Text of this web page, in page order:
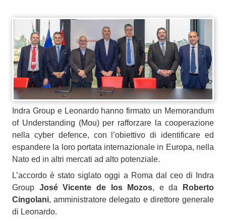
Indra Group e Leonardo hanno firmato un Memorandum
of Understanding (Mou) per rafforzare la cooperazione
nella cyber defence, con l’obiettivo di identificare ed
espandere la loro portata internazionale in Europa, nella
Nato ed in altri mercati ad alto potenziale.
L’accordo è stato siglato oggi a Roma dal ceo di Indra
Group José Vicente de los Mozos, e da
Roberto
Cingolani, amministratore delegato e direttore generale
di Leonardo.